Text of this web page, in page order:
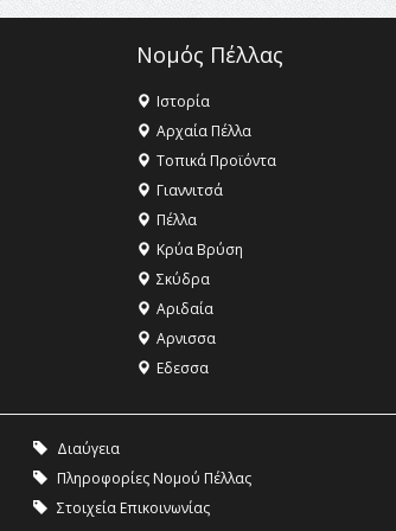
Νομός Πέλλας
Ιστορία
Αρχαία Πέλλα
Τοπικά Προϊόντα
Γιαννιτσά
Πέλλα
Κρύα Βρύση
Σκύδρα
Αριδαία
Aρνισσα
Eδεσσα
Διαύγεια
Πληροφορίες Νομού Πέλλας
Στοιχεία Επικοινωνίας